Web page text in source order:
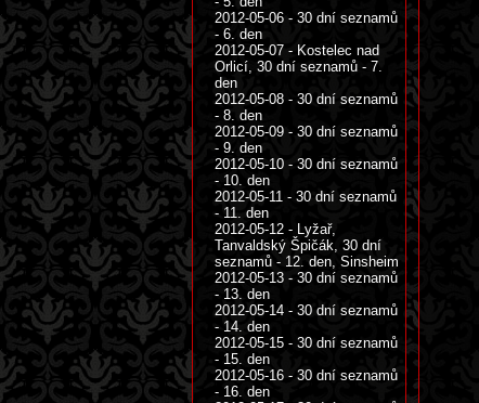
2012-05-06 - 30 dní seznamů
- 6. den
2012-05-07 - Kostelec nad
Orlicí, 30 dní seznamů - 7.
den
2012-05-08 - 30 dní seznamů
- 8. den
2012-05-09 - 30 dní seznamů
- 9. den
2012-05-10 - 30 dní seznamů
- 10. den
2012-05-11 - 30 dní seznamů
- 11. den
2012-05-12 - Lyžař,
Tanvaldský Špičák, 30 dní
seznamů - 12. den, Sinsheim
2012-05-13 - 30 dní seznamů
- 13. den
2012-05-14 - 30 dní seznamů
- 14. den
2012-05-15 - 30 dní seznamů
- 15. den
2012-05-16 - 30 dní seznamů
- 16. den